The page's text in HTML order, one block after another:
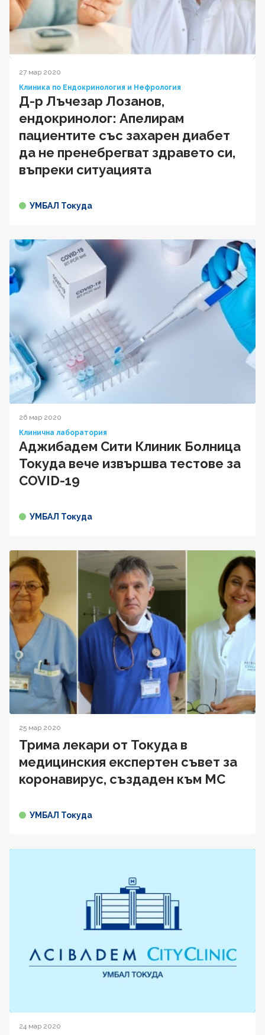
27 мар 2020
Клиника по Ендокринология и Нефрология
Д-р Лъчезар Лозанов,
ендокринолог: Апелирам
пациентите със захарен диабет
да не пренебрегват здравето си,
въпреки ситуацията
УМБАЛ Токуда
26 мар 2020
Клинична лаборатория
Аджибадем Сити Клиник Болница
Токуда вече извършва тестове за
COVID-19
УМБАЛ Токуда
25 мар 2020
Трима лекари от Токуда в
медицинския експертен съвет за
коронавирус, създаден към МС
УМБАЛ Токуда
24 мар 2020